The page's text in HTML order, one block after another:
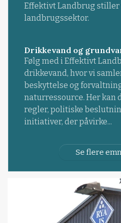
Effektivt Landbrug stiller
landbrugssektor.
Drikkevand og
Følg med i Effektivt
drikkevand, hvor vi
beskyttelse og
naturressource. Her kan
regler, politiske
initiativer, der påvirke...
Se flere